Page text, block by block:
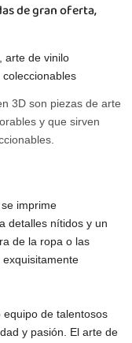
de gran oferta,
arte de vinilo
3D son piezas de arte
y que sirven
imprime
detalles nítidos y un
de la ropa o las
equipo de talentosos
y pasión. El arte de